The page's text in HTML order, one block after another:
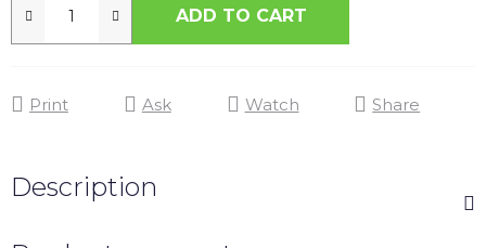
ADD TO CART
Print Ask Watch Share
Description